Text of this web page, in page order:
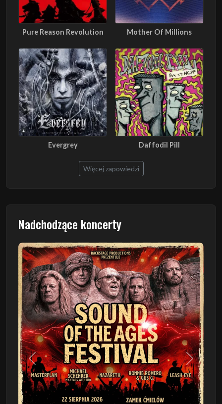
Pure Reason Revolution Mother Of Millions
Evergrey Daffodil Pill
Więcej zapowiedzi
Nadchodzące koncerty
Poprzedni Następny